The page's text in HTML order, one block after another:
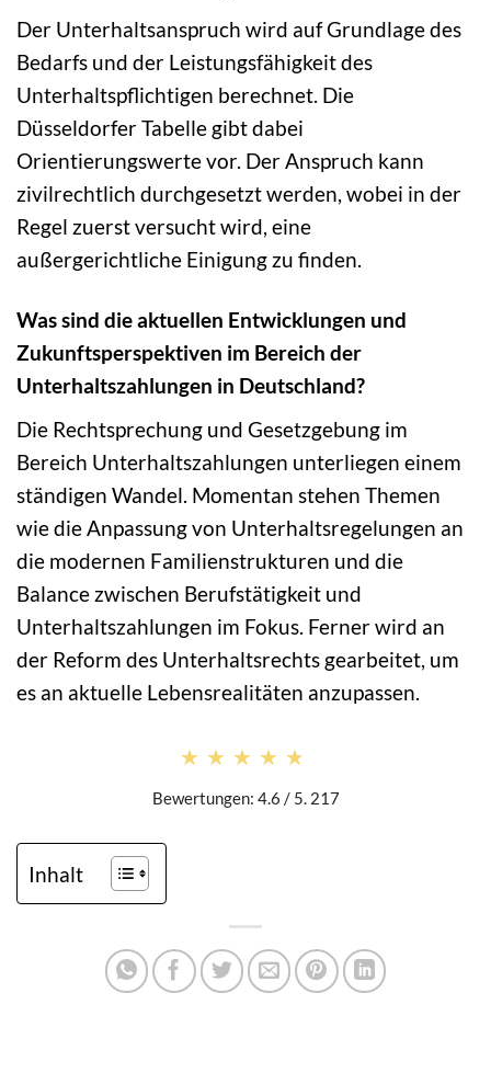
Der Unterhaltsanspruch wird auf Grundlage des
Bedarfs und der Leistungsfähigkeit des
Unterhaltspflichtigen berechnet. Die
Düsseldorfer Tabelle gibt dabei
Orientierungswerte vor. Der Anspruch kann
zivilrechtlich durchgesetzt werden, wobei in der
Regel zuerst versucht wird, eine
außergerichtliche Einigung zu finden.
Was sind die aktuellen Entwicklungen und
Zukunftsperspektiven im Bereich der
Unterhaltszahlungen in Deutschland?
Die Rechtsprechung und Gesetzgebung im
Bereich Unterhaltszahlungen unterliegen einem
ständigen Wandel. Momentan stehen Themen
wie die Anpassung von Unterhaltsregelungen an
die modernen Familienstrukturen und die
Balance zwischen Berufstätigkeit und
Unterhaltszahlungen im Fokus. Ferner wird an
der Reform des Unterhaltsrechts gearbeitet, um
es an aktuelle Lebensrealitäten anzupassen.
★★★★★
★★★★★
Bewertungen: 4.6 / 5. 217
Inhalt